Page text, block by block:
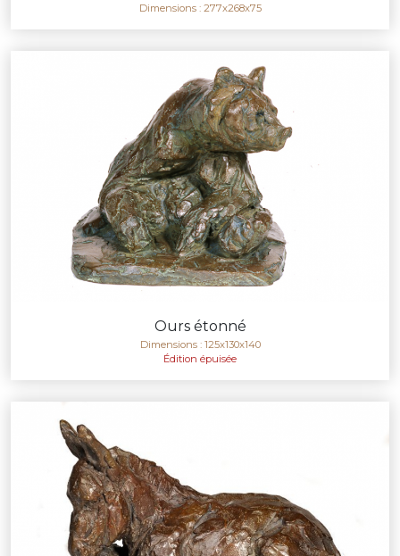
Dimensions : 277x268x75
Ours étonné
Dimensions : 125x130x140
Édition épuisée